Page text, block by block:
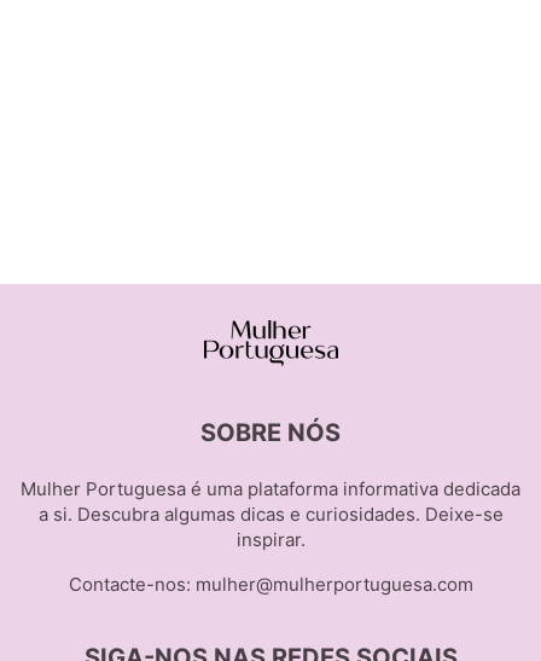
SOBRE NÓS
Mulher Portuguesa é uma plataforma informativa dedicada
a si. Descubra algumas dicas e curiosidades. Deixe-se
inspirar.
Contacte-nos: mulher@mulherportuguesa.com